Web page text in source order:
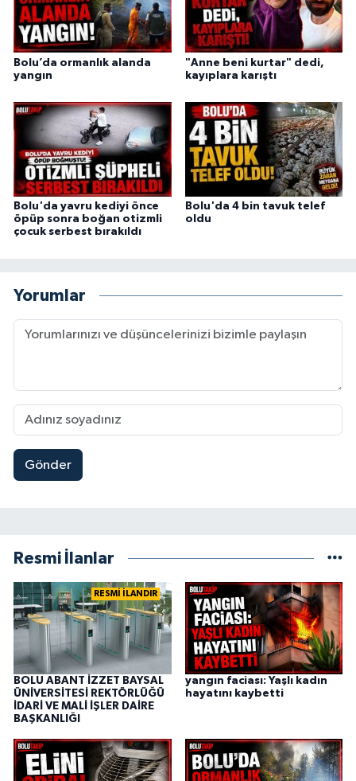
Bolu’da ormanlık alanda
yangın
"Anne beni kurtar" dedi,
kayıplara karıştı
Bolu'da yavru kediyi önce
öpüp sonra boğan otizmli
çocuk serbest bırakıldı
Bolu'da 4 bin tavuk telef
oldu
Yorumlar
Gönder
Resmi İlanlar
RESMİ İLANDIR
BOLU ABANT İZZET BAYSAL
ÜNİVERSİTESİ REKTÖRLÜĞÜ
İDARİ VE MALİ İŞLER DAİRE
BAŞKANLIĞI
yangın faciası: Yaşlı kadın
hayatını kaybetti